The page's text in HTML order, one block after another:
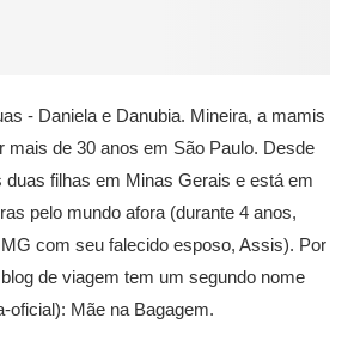
- Daniela e Danubia. Mineira, a mamis
mais de 30 anos em São Paulo. Desde
duas filhas em Minas Gerais e está em
pelo mundo afora (durante 4 anos,
com seu falecido esposo, Assis). Por
de viagem tem um segundo nome
oficial): Mãe na Bagagem.